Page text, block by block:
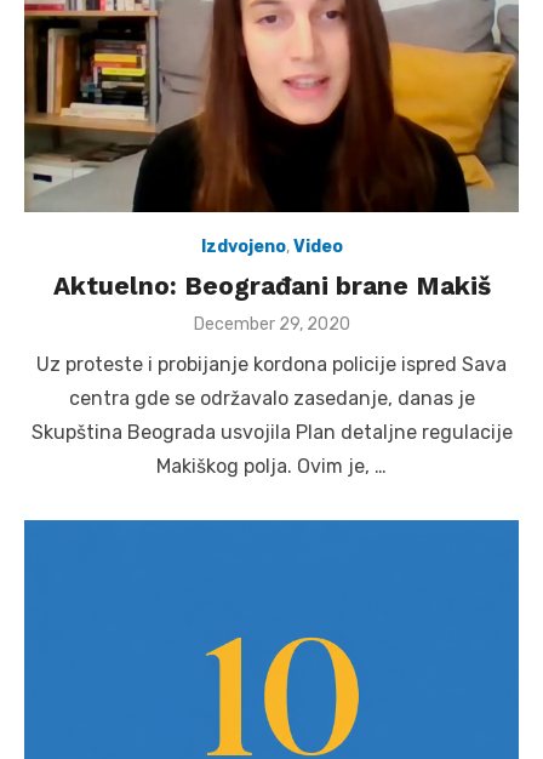
Izdvojeno,Video
Aktuelno: Beograđani brane Makiš
Posted
December 29, 2020
Uz proteste i probijanje kordona policije ispred Sava
centra gde se održavalo zasedanje, danas je
Skupština Beograda usvojila Plan detaljne regulacije
Makiškog polja. Ovim je, …